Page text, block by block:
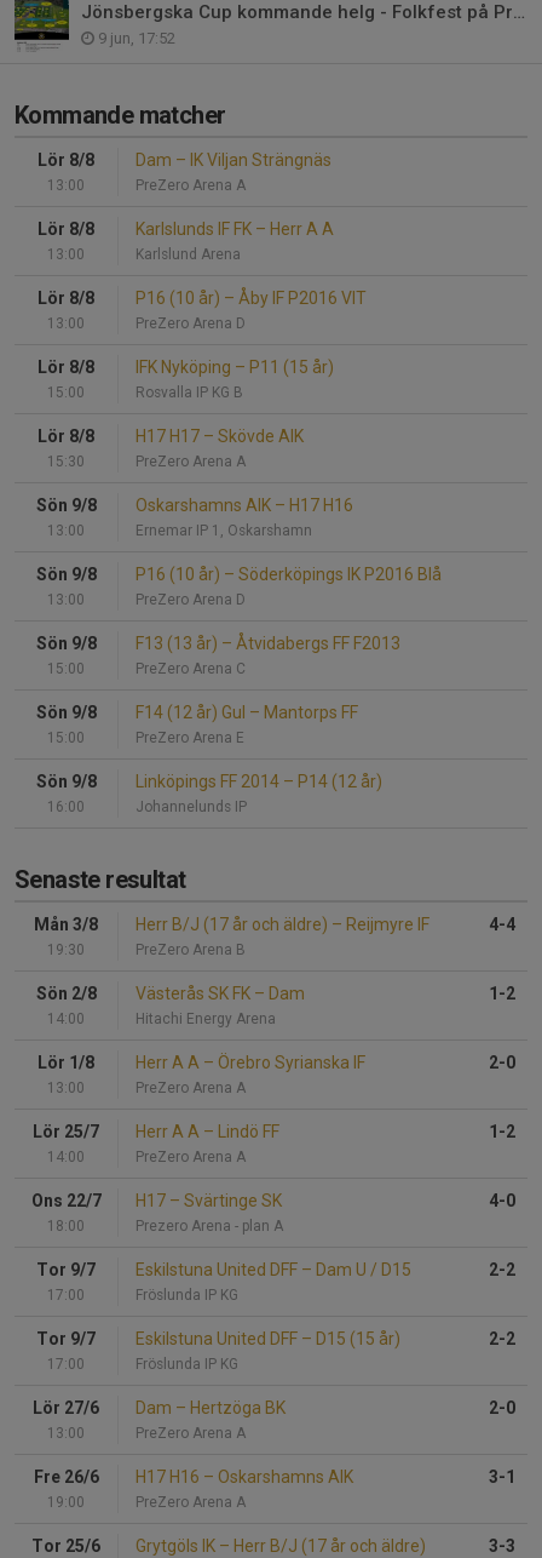
Jönsbergska Cup kommande helg - Folkfest på PreZero Arena - Välkomna!
9 jun, 17:52
Kommande matcher
Lör 8/8
13:00
Dam – IK Viljan Strängnäs
PreZero Arena A
Lör 8/8
13:00
Karlslunds IF FK – Herr A A
Karlslund Arena
Lör 8/8
13:00
P16 (10 år) – Åby IF P2016 VIT
PreZero Arena D
Lör 8/8
15:00
IFK Nyköping – P11 (15 år)
Rosvalla IP KG B
Lör 8/8
15:30
H17 H17 – Skövde AIK
PreZero Arena A
Sön 9/8
13:00
Oskarshamns AIK – H17 H16
Ernemar IP 1, Oskarshamn
Sön 9/8
13:00
P16 (10 år) – Söderköpings IK P2016 Blå
PreZero Arena D
Sön 9/8
15:00
F13 (13 år) – Åtvidabergs FF F2013
PreZero Arena C
Sön 9/8
15:00
F14 (12 år) Gul – Mantorps FF
PreZero Arena E
Sön 9/8
16:00
Linköpings FF 2014 – P14 (12 år)
Johannelunds IP
Senaste resultat
Mån 3/8
19:30
Herr B/J (17 år och äldre) – Reijmyre IF
PreZero Arena B
4-4
Sön 2/8
14:00
Västerås SK FK – Dam
Hitachi Energy Arena
1-2
Lör 1/8
13:00
Herr A A – Örebro Syrianska IF
PreZero Arena A
2-0
Lör 25/7
14:00
Herr A A – Lindö FF
PreZero Arena A
1-2
Ons 22/7
18:00
H17 – Svärtinge SK
Prezero Arena - plan A
4-0
Tor 9/7
17:00
Eskilstuna United DFF – Dam U / D15
Fröslunda IP KG
2-2
Tor 9/7
17:00
Eskilstuna United DFF – D15 (15 år)
Fröslunda IP KG
2-2
Lör 27/6
13:00
Dam – Hertzöga BK
PreZero Arena A
2-0
Fre 26/6
19:00
H17 H16 – Oskarshamns AIK
PreZero Arena A
3-1
Tor 25/6 Grytgöls IK – Herr B/J (17 år och äldre) 3-3